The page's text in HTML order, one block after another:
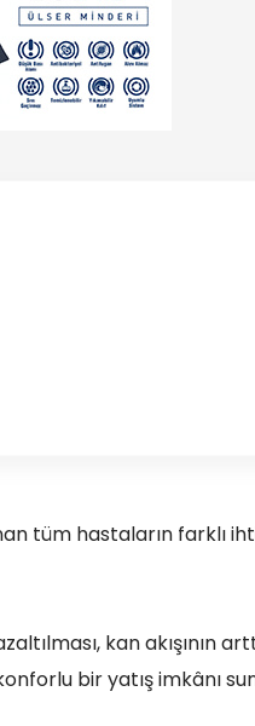
tüm hastaların farklı
kan akışının
bir yatış imkânı